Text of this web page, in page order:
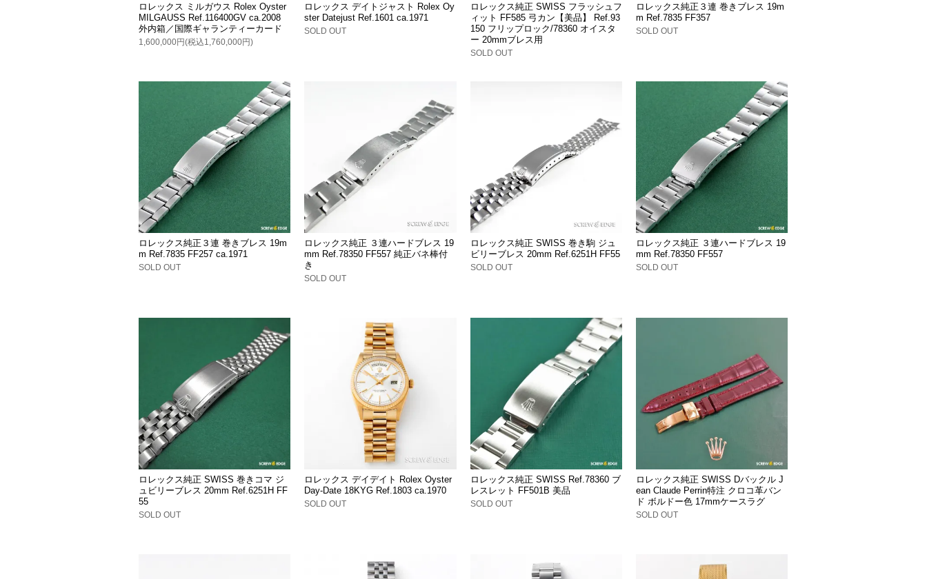
ロレックス ミルガウス Rolex Oyster
MILGAUSS Ref.116400GV ca.2008
外内箱／国際ギャランティーカード
1,600,000円(税込1,760,000円)
ロレックス デイトジャスト Rolex Oy
ster Datejust Ref.1601 ca.1971
SOLD OUT
ロレックス純正 SWISS フラッシュフ
ィット FF585 弓カン【美品】 Ref.93
150 フリップロック/78360 オイスタ
ー 20mmブレス用
SOLD OUT
ロレックス純正３連 巻きブレス 19m
m Ref.7835 FF357
SOLD OUT
ロレックス純正３連 巻きブレス 19m
m Ref.7835 FF257 ca.1971
SOLD OUT
ロレックス純正 ３連ハードブレス 19
mm Ref.78350 FF557 純正バネ棒付
き
SOLD OUT
ロレックス純正 SWISS 巻き駒 ジュ
ビリーブレス 20mm Ref.6251H FF55
SOLD OUT
ロレックス純正 ３連ハードブレス 19
mm Ref.78350 FF557
SOLD OUT
ロレックス純正 SWISS 巻きコマ ジ
ュビリーブレス 20mm Ref.6251H FF
55
SOLD OUT
ロレックス デイデイト Rolex Oyster
Day-Date 18KYG Ref.1803 ca.1970
SOLD OUT
ロレックス純正 SWISS Ref.78360 ブ
レスレット FF501B 美品
SOLD OUT
ロレックス純正 SWISS Dバックル J
ean Claude Perrin特注 クロコ革バン
ド ボルドー色 17mmケースラグ
SOLD OUT